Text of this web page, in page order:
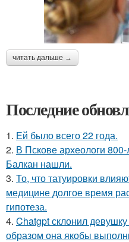
читать дальше →
Последние
1. Ей было всего 22 года.
2. В Пскове археологи
Балкан нашли.
3. То, что татуировки
медицине долгое время
гипотеза.
4. Chatgpt склонил
образом она якобы